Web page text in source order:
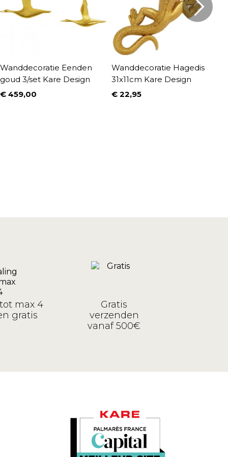
Wanddecoratie Eenden
goud 3/set Kare Design
Prijs
€ 459,00
Wanddecoratie Hagedis
31x11cm Kare Design
Prijs
€ 22,95
max 4
gratis
Gratis
verzenden
vanaf 500€